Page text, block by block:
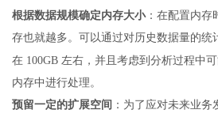
根据数据规模确定内存大小：在配置内存
存也就越多。可以通过对历史数据量的
在 100GB 左右，并且考虑到分析过程中
内存中进行处理。
预留一定的扩展空间 ：为了应对未来业